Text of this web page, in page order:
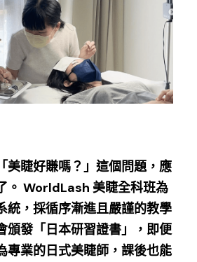
美睫好賺嗎？」這個問題，應
。 WorldLash 美睫全科班為
統，採循序漸進且嚴謹的教學
頒發「日本研習證書」，即便
專業的日式美睫師，課後也能